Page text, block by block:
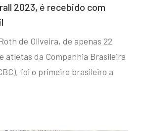
2023, é recebido com
de Oliveira, de apenas 22
atletas da Companhia Brasileira
foi o primeiro brasileiro a